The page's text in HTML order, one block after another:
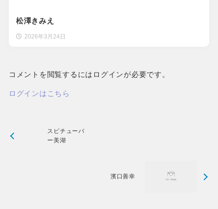
松澤きみえ
2026年3月24日
コメントを閲覧するにはログインが必要です。
ログインはこちら
スピチューバ
ー美湖
濱口善幸